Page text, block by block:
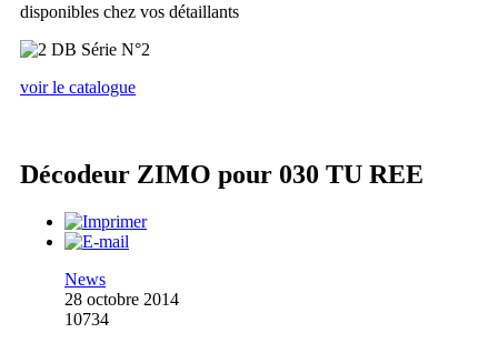
disponibles chez vos détaillants
voir le catalogue
Décodeur ZIMO pour 030 TU REE
News
28 octobre 2014
10734